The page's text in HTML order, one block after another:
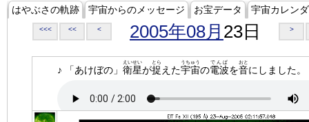
はやぶさの軌跡 宇宙からのメッセージ お宝データ 宇宙カレン
<<< << < 2005年08月 23日 >
♪ 「あけぼの」 衛星
えいせい
が捉
とら
えた宇宙
うちゅう
の電波
でんぱ
を音
おと
にしました。